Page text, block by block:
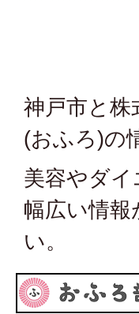
神戸市と株
(おふろ)の
美容やダ
幅広い情
い。